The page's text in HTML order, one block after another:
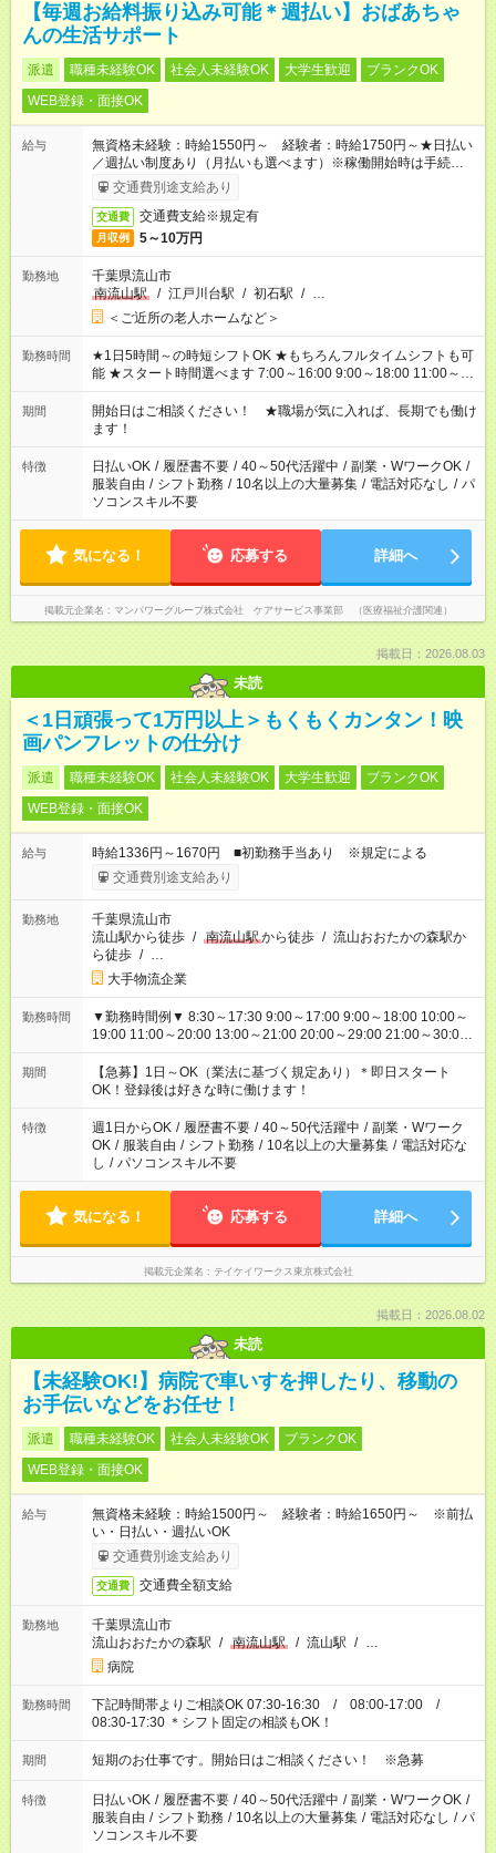
【毎週お給料振り込み可能＊週払い】おばあちゃ
んの生活サポート
派遣 職種未経験OK 社会人未経験OK 大学生歓迎
ブランクOK
WEB登録・面接OK
給与
無資格未経験：時給1550円～ 経験者：時給1750円～★日払い
／週払い制度あり（月払いも選べます）※稼働開始時は手続き完
了次第のお支払いとなります。
交通費別途支給あり
交通費 交通費支給※規定有
月収例 5～10万円
勤務地
千葉県流山市
南流山駅
/ 江戸川台駅 / 初石駅 / …
＜ご近所の老人ホームなど＞
勤務時間
★1日5時間～の時短シフトOK ★もちろんフルタイムシフトも可
能 ★スタート時間選べます 7:00～16:00 9:00～18:00 11:00～
20:00 など 残業なし！ ※Wワークの場合、他のお仕事と合わせ
週40時間超の就業はご案内できません ※法令に基づき、週20時
間以上勤務は社会保険への加入対象となります ※労働者派遣法
（日雇い派遣の原則禁止）により、短時間・短期間の就業はご
案内が難しい場合があります
期間
開始日はご相談ください！ ★職場が気に入れば、長期でも働け
ます！
特徴 日払いOK / 履歴書不要 / 40～50代活躍中 / 副業・WワークOK /
服装自由 / シフト勤務 / 10名以上の大量募集 / 電話対応なし / パ
ソコンスキル不要
気になる！ 応募する 詳細へ
掲載元企業名 マンパワーグループ株式会社 ケアサービス事業部 （医療福祉介護関連）
掲載日：2026.08.03
未読
＜1日頑張って1万円以上＞もくもくカンタン！映
画パンフレットの仕分け
派遣 職種未経験OK 社会人未経験OK 大学生歓迎
ブランクOK
WEB登録・面接OK
給与
時給1336円～1670円 ■初勤務手当あり ※規定による
交通費別途支給あり
勤務地
千葉県流山市
流山駅から徒歩 / 南流山駅から徒歩 / 流山おおたかの森駅か
ら徒歩 / …
大手物流企業
勤務時間
▼勤務時間例▼ 8:30～17:30 9:00～17:00 9:00～18:00 10:00～
19:00 11:00～20:00 13:00～21:00 20:00～29:00 21:00～30:00
22:00～31:00 上記以外にもシフトパターンあり！ 短時間の勤務
もご紹介できる場合があるのでご相談ください！ ご都合に合わ
せてお仕事をご案内します＾＾
期間
【急募】1日～OK（業法に基づく規定あり）＊即日スタート
OK！登録後は好きな時に働けます！
特徴 週1日からOK / 履歴書不要 / 40～50代活躍中 / 副業・Wワーク
OK / 服装自由 / シフト勤務 / 10名以上の大量募集 / 電話対応な
し / パソコンスキル不要
気になる！ 応募する 詳細へ
掲載元企業名 テイケイワークス東京株式会社
掲載日：2026.08.02
未読
【未経験OK!】病院で車いすを押したり、移動の
お手伝いなどをお任せ！
派遣 職種未経験OK 社会人未経験OK
ブランクOK
WEB登録・面接OK
給与
無資格未経験：時給1500円～ 経験者：時給1650円～ ※前払
い・日払い・週払いOK
交通費別途支給あり
交通費 交通費全額支給
勤務地
千葉県流山市
流山おおたかの森駅 / 南流山駅 / 流山駅 / …
病院
勤務時間
下記時間帯よりご相談OK 07:30-16:30 / 08:00-17:00 /
08:30-17:30 ＊シフト固定の相談もOK！
期間 短期のお仕事です。開始日はご相談ください！ ※急募
特徴 日払いOK / 履歴書不要 / 40～50代活躍中 / 副業・WワークOK /
服装自由 / シフト勤務 / 10名以上の大量募集 / 電話対応なし / パ
ソコンスキル不要